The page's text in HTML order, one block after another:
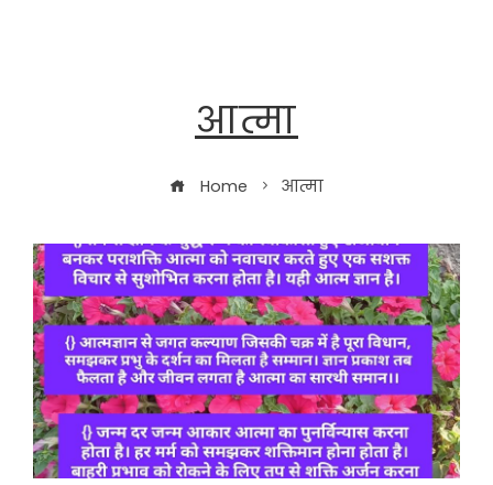
आत्मा
Home आत्मा